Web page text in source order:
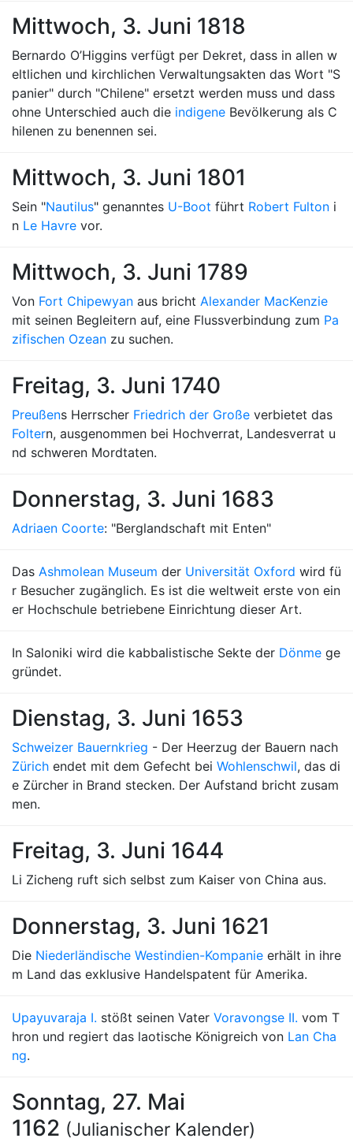
Mittwoch, 3. Juni 1818
Bernardo O’Higgins verfügt per Dekret, dass in allen w
eltlichen und kirchlichen Verwaltungsakten das Wort "S
panier" durch "Chilene" ersetzt werden muss und dass
ohne Unterschied auch die indigene Bevölkerung als C
hilenen zu benennen sei.
Mittwoch, 3. Juni 1801
Sein "Nautilus" genanntes U-Boot führt Robert Fulton i
n Le Havre vor.
Mittwoch, 3. Juni 1789
Von Fort Chipewyan aus bricht Alexander MacKenzie
mit seinen Begleitern auf, eine Flussverbindung zum Pa
zifischen Ozean zu suchen.
Freitag, 3. Juni 1740
Preußens Herrscher Friedrich der Große verbietet das
Foltern, ausgenommen bei Hochverrat, Landesverrat u
nd schweren Mordtaten.
Donnerstag, 3. Juni 1683
Adriaen Coorte: "Berglandschaft mit Enten"
Das Ashmolean Museum der Universität Oxford wird fü
r Besucher zugänglich. Es ist die weltweit erste von ein
er Hochschule betriebene Einrichtung dieser Art.
In Saloniki wird die kabbalistische Sekte der Dönme ge
gründet.
Dienstag, 3. Juni 1653
Schweizer Bauernkrieg - Der Heerzug der Bauern nach
Zürich endet mit dem Gefecht bei Wohlenschwil, das di
e Zürcher in Brand stecken. Der Aufstand bricht zusam
men.
Freitag, 3. Juni 1644
Li Zicheng ruft sich selbst zum Kaiser von China aus.
Donnerstag, 3. Juni 1621
Die Niederländische Westindien-Kompanie erhält in ihre
m Land das exklusive Handelspatent für Amerika.
Upayuvaraja I. stößt seinen Vater Voravongse II. vom T
hron und regiert das laotische Königreich von Lan Cha
ng.
Sonntag, 27. Mai
1162 (Julianischer Kalender)